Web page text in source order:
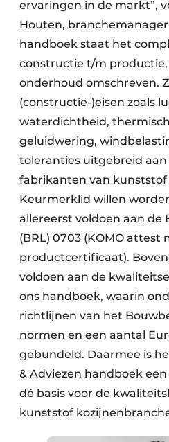
ervaringen in de markt”,
Houten, branchemanager
handboek staat het
constructie t/m
onderhoud omschreven.
(constructie-)eisen zoals
waterdichtheid,
geluidwering,
toleranties uitgebreid aan
fabrikanten van kunststof
Keurmerklid willen
allereerst voldoen aan de
(BRL) 0703 (KOMO attest
productcertificaat).
voldoen aan de
ons handboek, waarin
richtlijnen van het
normen en een aantal
gebundeld. Daarmee is
& Adviezen handboek
dé basis voor de
kunststof